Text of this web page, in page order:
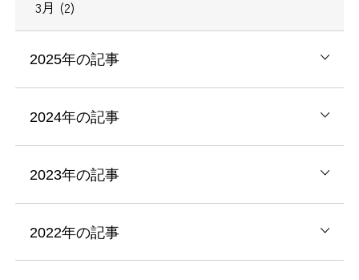
3月 (2)
2025年の記事
2024年の記事
2023年の記事
2022年の記事